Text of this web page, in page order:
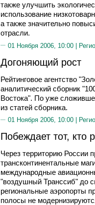
также улучшить
использование
а также значительно
отрасли.
01 Ноября 2006, 10:00 |
Догоняющий рост
Рейтинговое агентство
аналитический сборник
Востока". По уже
из статей сборника.
01 Ноября 2006, 10:00 |
Побеждает тот, кто
Через территорию России
трансконтинентальные
международные
"воздушный Транссиб" до
региональные аэропорты
полосы не